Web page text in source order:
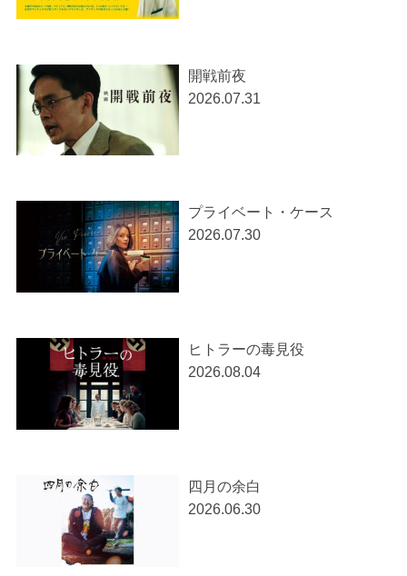
開戦前夜
2026.07.31
プライベート・ケース
2026.07.30
ヒトラーの毒見役
2026.08.04
四月の余白
2026.06.30